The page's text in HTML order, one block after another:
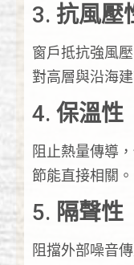
3. 抗風壓
窗戶抵抗強風
對高層與沿海
4. 保溫性
阻止熱量傳導
節能直接相關。
5. 隔聲性
阻擋外部噪音